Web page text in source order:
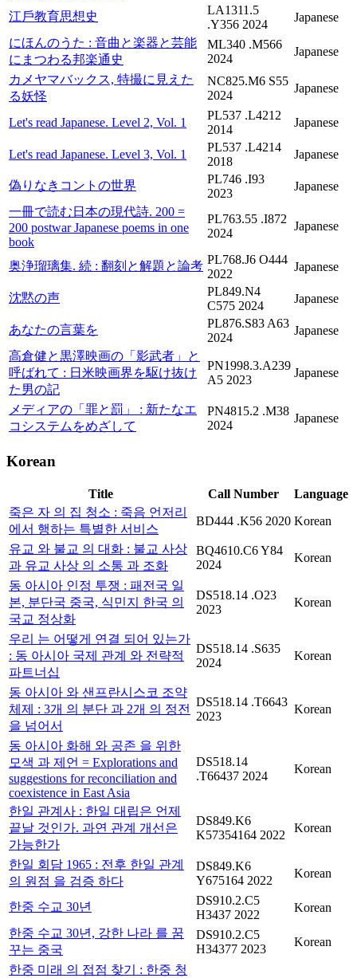
江戶教育思想史
LA1311.5
.Y356 2024
Japanese
にほんのうた : 音曲と楽器と芸能
にまつわる邦楽通史
ML340 .M566
2024
Japanese
カメヤマバックス, 特撮に見えた
る妖怪
NC825.M6 S55
2024
Japanese
Let's read Japanese. Level 2, Vol. 1
PL537 .L4212
2014
Japanese
Let's read Japanese. Level 3, Vol. 1
PL537 .L4214
2018
Japanese
偽りなきコントの世界
PL746 .I93
2023
Japanese
一冊で読む日本の現代詩. 200 =
200 postwar Japanese poems in one
book
PL763.55 .I872
2024
Japanese
奥浄瑠璃集. 続 : 翻刻と解題と論考 PL768.J6 O444
2022
Japanese
沈黙の声
PL849.N4
C575 2024
Japanese
あなたの言葉を
PL876.S83 A63
2024
Japanese
高倉健と黒澤映画の「影武者」と
呼ばれて : 日米映画界を駆け抜け
た男の記
PN1998.3.A239
A5 2023
Japanese
メディアの「罪と罰」 : 新たなエ
コシステムをめざして
PN4815.2 .M38
2024
Japanese
Korean
Title Call Number
Language
죽은 자 의 집 청소 : 죽음 언저리
에서 행하는 특별한 서비스
BD444 .K56 2020 Korean
유교 와 불교 의 대화 : 불교 사상
과 유교 사상 의 소통 과 조화
BQ4610.C6 Y84
2024
Korean
동 아시아 인정 투쟁 : 패전국 일
본, 분단국 중국, 식민지 한국 의
국교 정상화
DS518.14 .O23
2023
Korean
우리 는 어떻게 연결 되어 있는가
: 동 아시아 국제 관계 와 전략적
파트너십
DS518.14 .S635
2024
Korean
동 아시아 와 샌프란시스코 조약
체제 : 3개 의 분단 과 2개 의 정전
을 넘어서
DS518.14 .T6643
2023
Korean
동 아시아 화해 와 공존 을 위한
모색 과 제언 = Explorations and
suggestions for reconciliation and
coexistence in East Asia
DS518.14
.T66437 2024
Korean
한일 관계사 : 한일 대립은 언제
끝날 것인가. 과연 관계 개선은
가능한가
DS849.K6
K57354164 2022
Korean
한일 회담 1965 : 전후 한일 관계
의 원점 을 검증 하다
DS849.K6
Y675164 2022
Korean
한중 수교 30년
DS910.2.C5
H3437 2022
Korean
한중 수교 30년, 강한 나라 를 꿈
꾸는 중국
DS910.2.C5
H34377 2023
Korean
한중 미래 의 접점 찾기 : 한중 청